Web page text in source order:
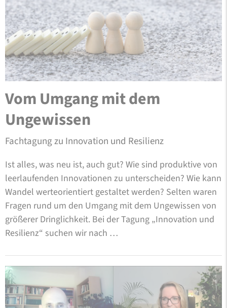
Vom Umgang mit dem
Ungewissen
Fachtagung zu Innovation und Resilienz
Ist alles, was neu ist, auch gut? Wie sind produktive von
leerlaufenden Innovationen zu unterscheiden? Wie kann
Wandel werteorientiert gestaltet werden? Selten waren
Fragen rund um den Umgang mit dem Ungewissen von
größerer Dringlichkeit. Bei der Tagung „Innovation und
Resilienz“ suchen wir nach …